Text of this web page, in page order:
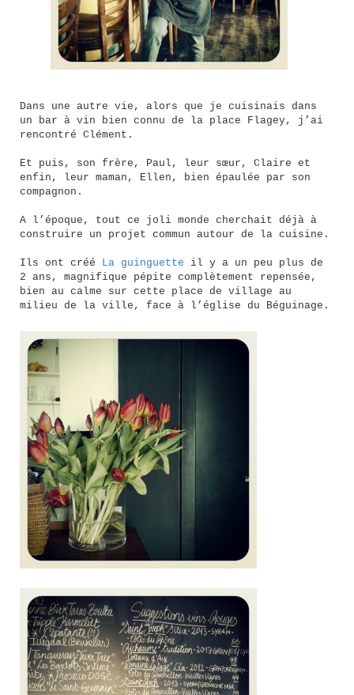
Dans une autre vie, alors que je cuisinais dans
un bar à vin bien connu de la place Flagey, j’ai
rencontré Clément.
Et puis, son frère, Paul, leur sœur, Claire et
enfin, leur maman, Ellen, bien épaulée par son
compagnon.
A l’époque, tout ce joli monde cherchait déjà à
construire un projet commun autour de la cuisine.
Ils ont créé La guinguette il y a un peu plus de
2 ans, magnifique pépite complètement repensée,
bien au calme sur cette place de village au
milieu de la ville, face à l’église du Béguinage.